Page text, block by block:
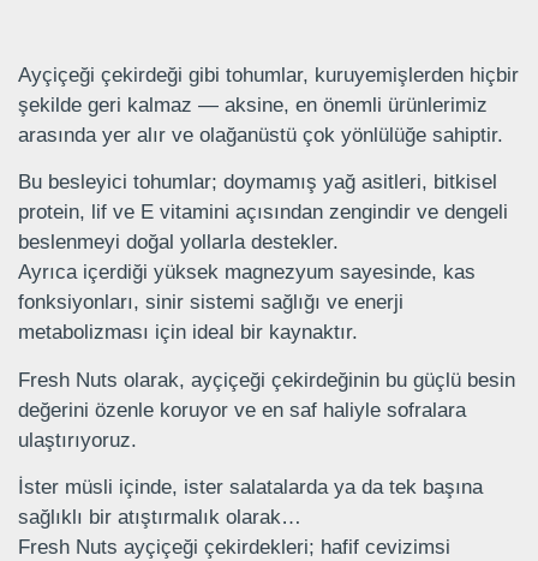
Ayçiçeği çekirdeği gibi tohumlar, kuruyemişlerden hiçbir
şekilde geri kalmaz — aksine, en önemli ürünlerimiz
arasında yer alır ve olağanüstü çok yönlülüğe sahiptir.
Bu besleyici tohumlar; doymamış yağ asitleri, bitkisel
protein, lif ve E vitamini açısından zengindir ve dengeli
beslenmeyi doğal yollarla destekler.
Ayrıca içerdiği yüksek magnezyum sayesinde, kas
fonksiyonları, sinir sistemi sağlığı ve enerji
metabolizması için ideal bir kaynaktır.
Fresh Nuts olarak, ayçiçeği çekirdeğinin bu güçlü besin
değerini özenle koruyor ve en saf haliyle sofralara
ulaştırıyoruz.
İster müsli içinde, ister salatalarda ya da tek başına
sağlıklı bir atıştırmalık olarak…
Fresh Nuts ayçiçeği çekirdekleri; hafif cevizimsi